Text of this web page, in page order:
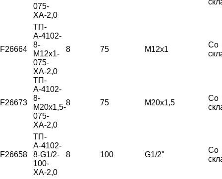
075-
ХА-2,0
F26664
ТП-
А-4102-
8-
М12х1-
075-
ХА-2,0
8 75 М12х1
Со
F26673
ТП-
А-4102-
8-
М20х1,5-
075-
ХА-2,0
8 75 М20х1,5
Со
F26658
ТП-
А-4102-
8-G1/2-
100-
ХА-2,0
8 100 G1/2"
Со